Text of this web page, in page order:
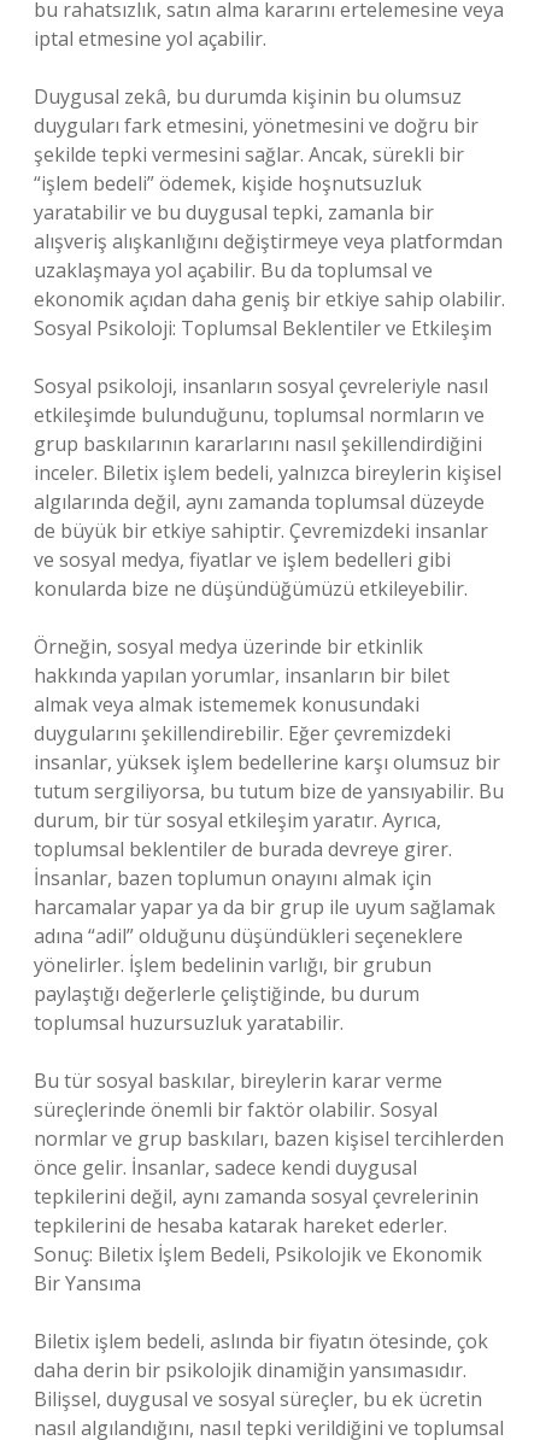
bu rahatsızlık, satın alma kararını ertelemesine veya
iptal etmesine yol açabilir.
Duygusal zekâ, bu durumda kişinin bu olumsuz
duyguları fark etmesini, yönetmesini ve doğru bir
şekilde tepki vermesini sağlar. Ancak, sürekli bir
“işlem bedeli” ödemek, kişide hoşnutsuzluk
yaratabilir ve bu duygusal tepki, zamanla bir
alışveriş alışkanlığını değiştirmeye veya platformdan
uzaklaşmaya yol açabilir. Bu da toplumsal ve
ekonomik açıdan daha geniş bir etkiye sahip olabilir.
Sosyal Psikoloji: Toplumsal Beklentiler ve Etkileşim
Sosyal psikoloji, insanların sosyal çevreleriyle nasıl
etkileşimde bulunduğunu, toplumsal normların ve
grup baskılarının kararlarını nasıl şekillendirdiğini
inceler. Biletix işlem bedeli, yalnızca bireylerin kişisel
algılarında değil, aynı zamanda toplumsal düzeyde
de büyük bir etkiye sahiptir. Çevremizdeki insanlar
ve sosyal medya, fiyatlar ve işlem bedelleri gibi
konularda bize ne düşündüğümüzü etkileyebilir.
Örneğin, sosyal medya üzerinde bir etkinlik
hakkında yapılan yorumlar, insanların bir bilet
almak veya almak istememek konusundaki
duygularını şekillendirebilir. Eğer çevremizdeki
insanlar, yüksek işlem bedellerine karşı olumsuz bir
tutum sergiliyorsa, bu tutum bize de yansıyabilir. Bu
durum, bir tür sosyal etkileşim yaratır. Ayrıca,
toplumsal beklentiler de burada devreye girer.
İnsanlar, bazen toplumun onayını almak için
harcamalar yapar ya da bir grup ile uyum sağlamak
adına “adil” olduğunu düşündükleri seçeneklere
yönelirler. İşlem bedelinin varlığı, bir grubun
paylaştığı değerlerle çeliştiğinde, bu durum
toplumsal huzursuzluk yaratabilir.
Bu tür sosyal baskılar, bireylerin karar verme
süreçlerinde önemli bir faktör olabilir. Sosyal
normlar ve grup baskıları, bazen kişisel tercihlerden
önce gelir. İnsanlar, sadece kendi duygusal
tepkilerini değil, aynı zamanda sosyal çevrelerinin
tepkilerini de hesaba katarak hareket ederler.
Sonuç: Biletix İşlem Bedeli, Psikolojik ve Ekonomik
Bir Yansıma
Biletix işlem bedeli, aslında bir fiyatın ötesinde, çok
daha derin bir psikolojik dinamiğin yansımasıdır.
Bilişsel, duygusal ve sosyal süreçler, bu ek ücretin
nasıl algılandığını, nasıl tepki verildiğini ve toplumsal